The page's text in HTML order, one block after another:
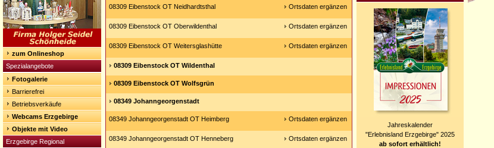
zum Onlineshop
Spezialangebote
Fotogalerie
Barrierefrei
Betriebsverkäufe
Webcams Erzgebirge
Objekte mit Video
Erzgebirge Regional
08309 Eibenstock OT Neidhardtsthal Ortsdaten ergänzen
08309 Eibenstock OT Oberwildenthal Ortsdaten ergänzen
08309 Eibenstock OT Weitersglashütte Ortsdaten ergänzen
08309 Eibenstock OT Wildenthal
08309 Eibenstock OT Wolfsgrün
08349 Johanngeorgenstadt
08349 Johanngeorgenstadt OT Heimberg Ortsdaten ergänzen
08349 Johanngeorgenstadt OT Henneberg Ortsdaten ergänzen
Jahreskalender
"Erlebnisland Erzgebirge" 2025
ab sofort erhältlich!